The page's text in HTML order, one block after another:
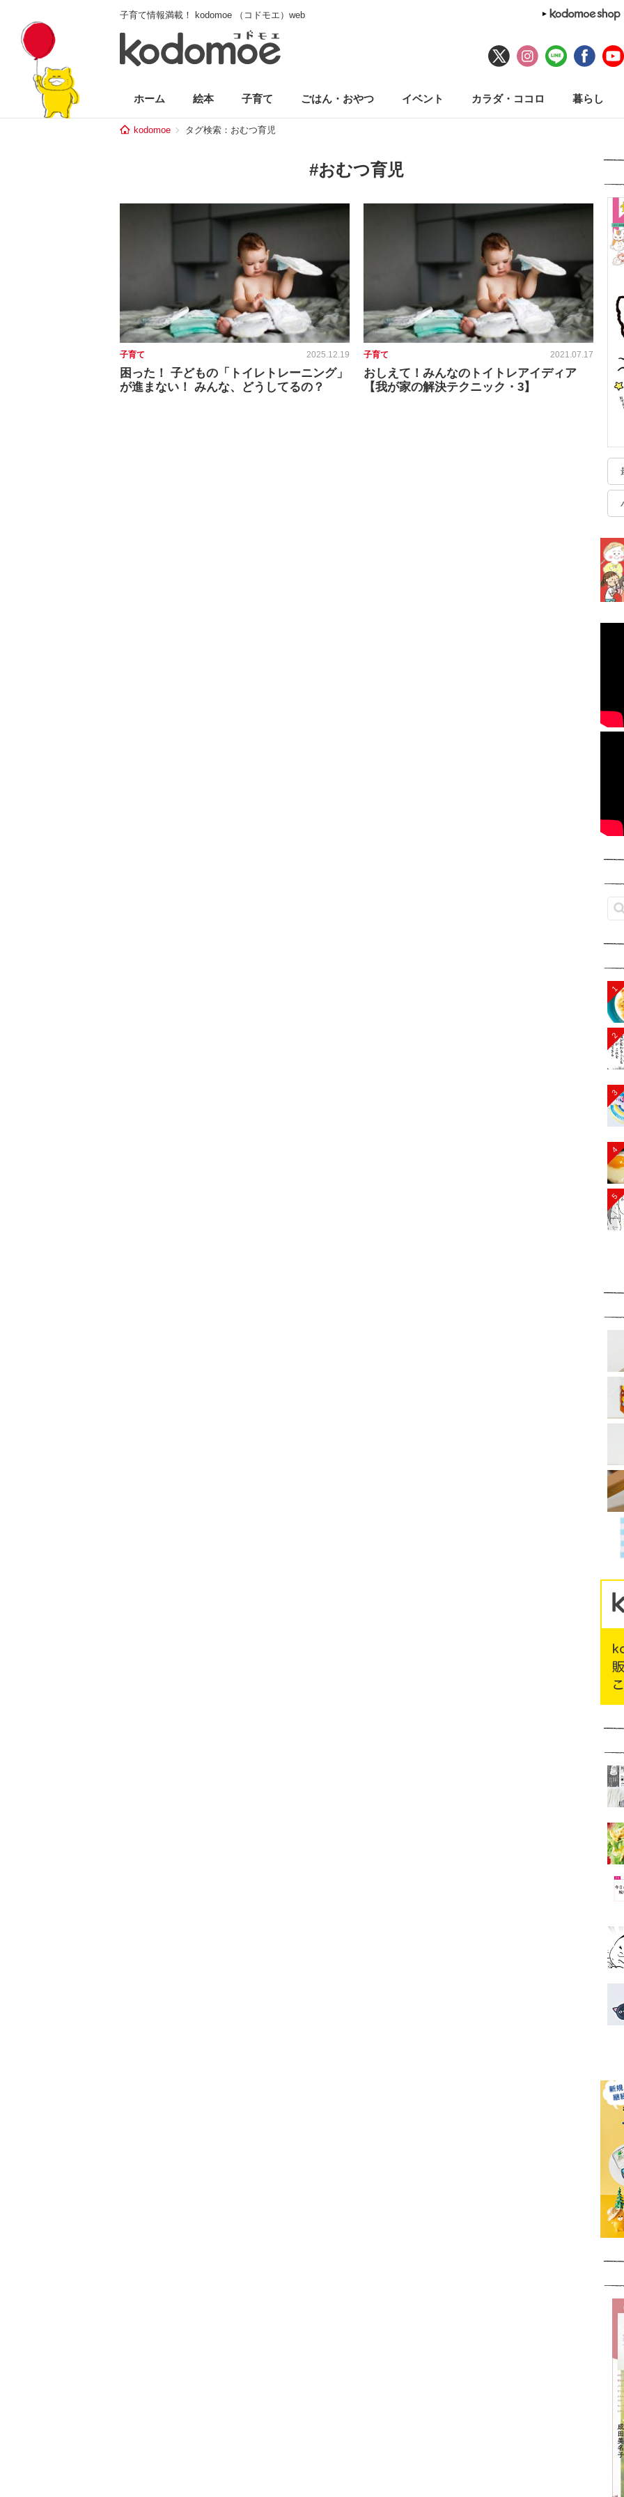
子育て情報満載！ kodomoe （コドモエ）web
ホーム 絵本 子育て ごはん・おやつ イベント カラダ・ココロ 暮らし
kodomoe タグ検索：おむつ育児
#おむつ育児
子育て 2025.12.19
困った！ 子どもの「トイレトレーニング」
が進まない！ みんな、どうしてるの？
子育て 2021.07.17
おしえて！みんなのトイトレアイディア
【我が家の解決テクニック・3】
1
2
3
4
5